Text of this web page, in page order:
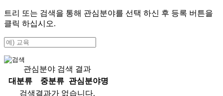
트리 또는 검색을 통해 관심분야를 선택 하신 후 등록 버튼을
클릭 하십시오.
관심분야 검색 결과
대분류
중분류
관심분야명
검색결과가 없습니다.